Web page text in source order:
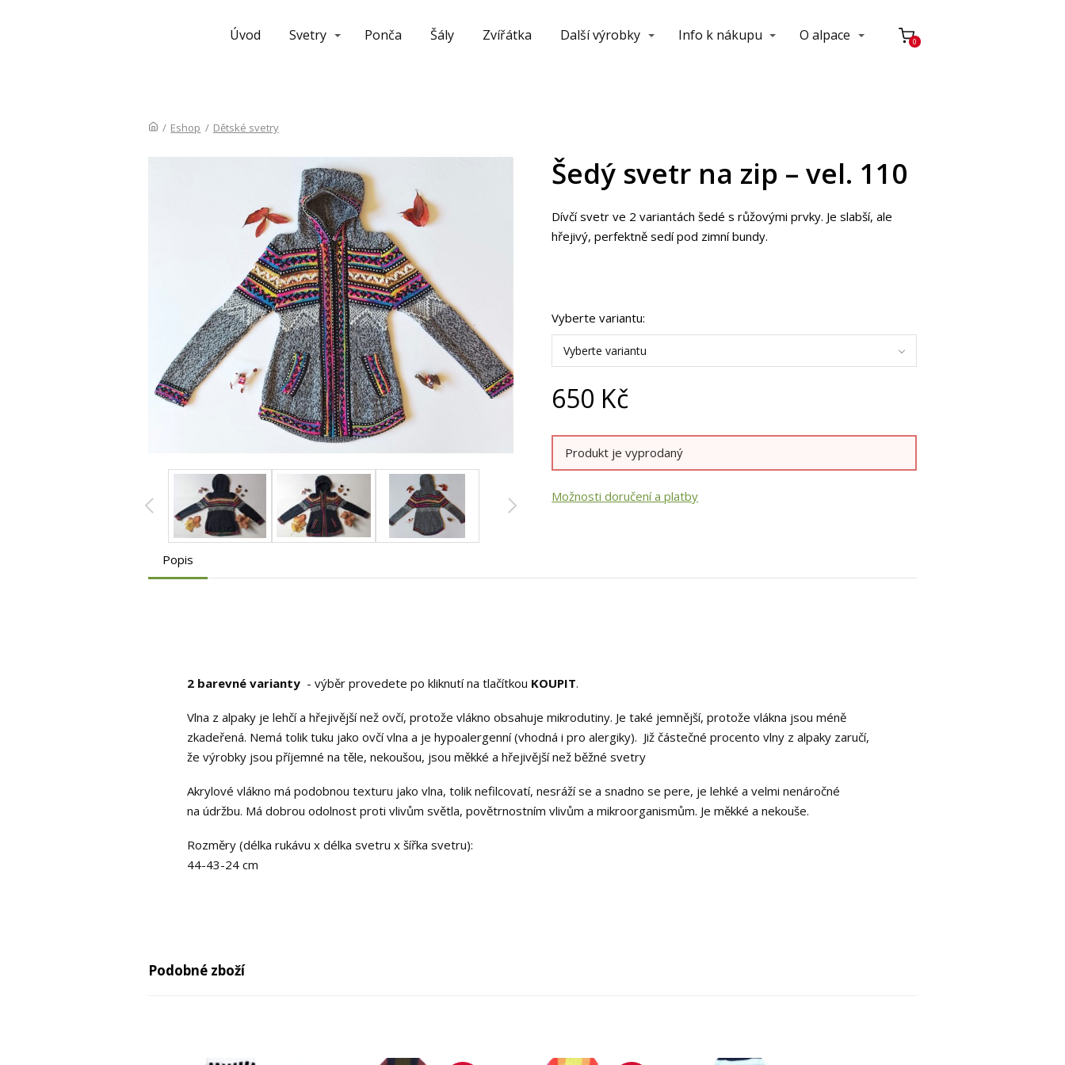
Úvod Svetry Ponča Šály Zvířátka Další výrobky Info k nákupu O alpace 0
/ Eshop / Dětské svetry
Šedý svetr na zip – vel. 110
Dívčí svetr ve 2 variantách šedé s růžovými prvky. Je slabší, ale
hřejivý, perfektně sedí pod zimní bundy.
Vyberte variantu:
Vyberte variantu
650 Kč
Produkt je vyprodaný
Možnosti doručení a platby
Popis
2 barevné varianty - výběr provedete po kliknutí na tlačítkou KOUPIT.
Vlna z alpaky je lehčí a hřejivější než ovčí, protože vlákno obsahuje mikrodutiny. Je také jemnější, protože vlákna jsou méně
zkadeřená. Nemá tolik tuku jako ovčí vlna a je hypoalergenní (vhodná i pro alergiky). Již částečné procento vlny z alpaky zaručí,
že výrobky jsou příjemné na těle, nekoušou, jsou měkké a hřejivější než běžné svetry
Akrylové vlákno má podobnou texturu jako vlna, tolik nefilcovatí, nesráží se a snadno se pere, je lehké a velmi nenáročné
na údržbu. Má dobrou odolnost proti vlivům světla, povětrnostním vlivům a mikroorganismům. Je měkké a nekouše.
Rozměry (délka rukávu x délka svetru x šířka svetru):
44-43-24 cm
Podobné zboží